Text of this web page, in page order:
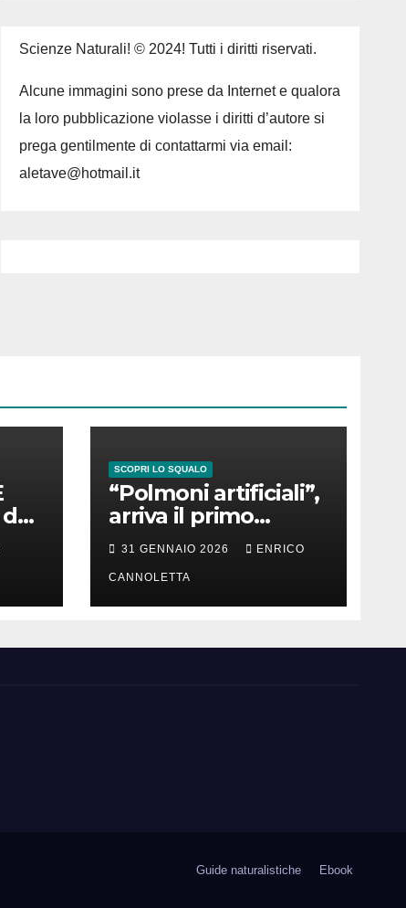
Scienze Naturali! © 2024! Tutti i diritti riservati.
Alcune immagini sono prese da Internet e qualora
la loro pubblicazione violasse i diritti d’autore si
prega gentilmente di contattarmi via email:
aletave@hotmail.it
SCOPRI LO SQUALO
“Polmoni artificiali”,
arriva il primo
successo
31 GENNAIO 2026 ENRICO
CANNOLETTA
Guide naturalistiche Ebook